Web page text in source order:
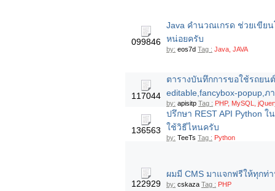
099846
Java คำนวณเกรด ช่วยเขีย
หน่อยครับ
by: eos7d Tag : Java, JAVA
117044
ตารางบันทึกการขอใช้รถยน
editable,fancybox-popup,ภ
by: apisitp Tag : PHP, MySQL,
136563
ปรึกษา REST API Python
ใช้วิธีไหนครับ
by: TeeTs Tag : Python
122929
ผมมี CMS มาแจกฟรีให้ทุกท่
by: cskaza Tag : PHP